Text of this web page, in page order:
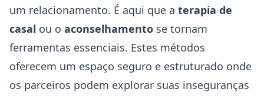
um relacionamento. É aqui que a terapia de
casal ou o aconselhamento se tornam
ferramentas essenciais. Estes métodos
oferecem um espaço seguro e estruturado onde
os parceiros podem explorar suas inseguranças